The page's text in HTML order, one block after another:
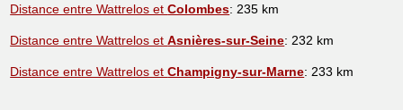
Distance entre Wattrelos etColombes: 235 km
Distance entre Wattrelos etAsnières-sur-Seine: 232 km
Distance entre Wattrelos etChampigny-sur-Marne: 233 km